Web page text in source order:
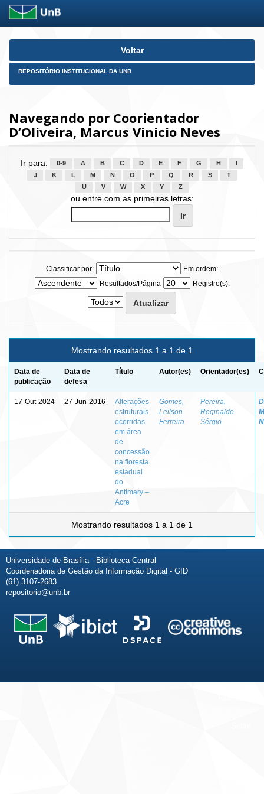
Skip
Voltar
REPOSITÓRIO INSTITUCIONAL DA UNB
Navegando por Coorientador
D’Oliveira, Marcus Vinicio Neves
Ir para: 0-9 A B C D E F G H
J
K L M N O P Q R S
T
U
V W X Y Z
ou entre com as primeiras letras:
Classificar por:
Em ordem:
Resultados/Página
Registro(s):
Mostrando resultados 1 a 1 de 1
Data de
publicação
Data de
defesa
Título Autor(es) Orientador(es)
17-Out-2024 27-Jun-2016
Alterações
estruturais
ocorridas
em área
de
concessão
na floresta
estadual
do
Antimary –
Acre
Gomes,
Leilson
Ferreira
Pereira,
Reginaldo
Sérgio
Mostrando resultados 1 a 1 de 1
Universidade de Brasília - Biblioteca Central
Coordenadoria de Gestão da Informação Digital - GID
(61) 3107-2683
repositorio@unb.br